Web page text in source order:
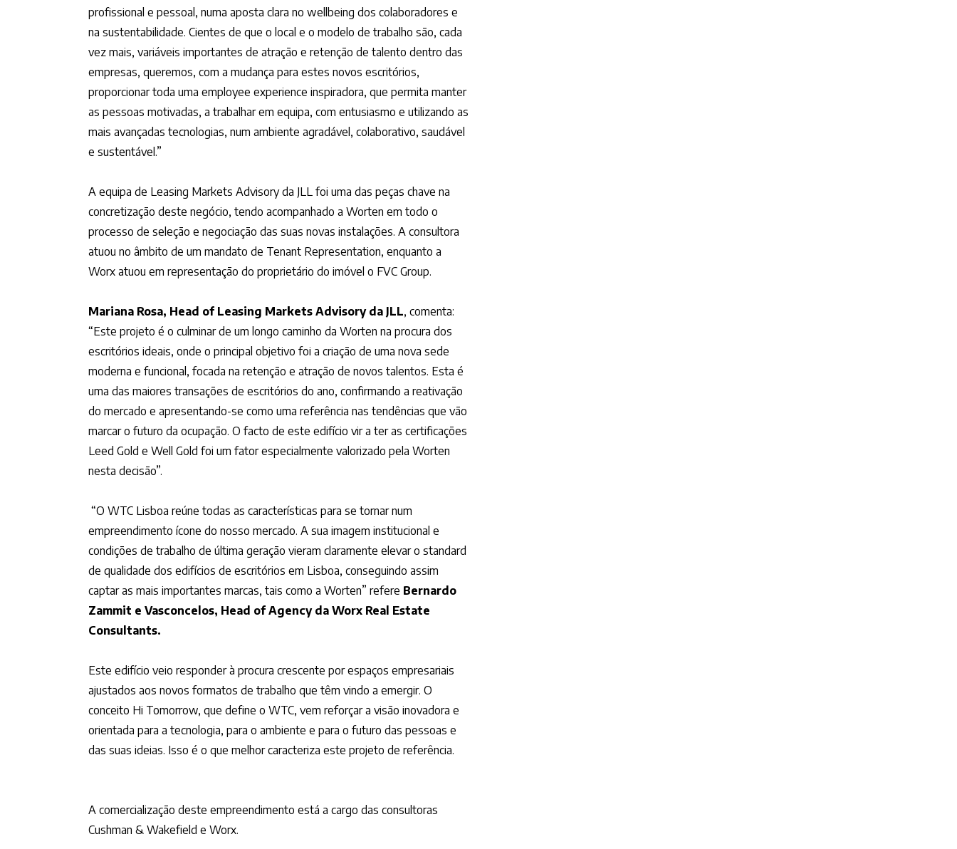
profissional e pessoal, numa aposta clara no wellbeing dos colaboradores e
na sustentabilidade. Cientes de que o local e o modelo de trabalho são, cada
vez mais, variáveis importantes de atração e retenção de talento dentro das
empresas, queremos, com a mudança para estes novos escritórios,
proporcionar toda uma employee experience inspiradora, que permita manter
as pessoas motivadas, a trabalhar em equipa, com entusiasmo e utilizando as
mais avançadas tecnologias, num ambiente agradável, colaborativo, saudável
e sustentável.”
A equipa de Leasing Markets Advisory da JLL foi uma das peças chave na
concretização deste negócio, tendo acompanhado a Worten em todo o
processo de seleção e negociação das suas novas instalações. A consultora
atuou no âmbito de um mandato de Tenant Representation, enquanto a
Worx atuou em representação do proprietário do imóvel o FVC Group.
Mariana Rosa, Head of Leasing Markets Advisory da JLL, comenta:
“Este projeto é o culminar de um longo caminho da Worten na procura dos
escritórios ideais, onde o principal objetivo foi a criação de uma nova sede
moderna e funcional, focada na retenção e atração de novos talentos. Esta é
uma das maiores transações de escritórios do ano, confirmando a reativação
do mercado e apresentando-se como uma referência nas tendências que vão
marcar o futuro da ocupação. O facto de este edifício vir a ter as certificações
Leed Gold e Well Gold foi um fator especialmente valorizado pela Worten
nesta decisão”.
“O WTC Lisboa reúne todas as características para se tornar num
empreendimento ícone do nosso mercado. A sua imagem institucional e
condições de trabalho de última geração vieram claramente elevar o standard
de qualidade dos edifícios de escritórios em Lisboa, conseguindo assim
captar as mais importantes marcas, tais como a Worten” refere Bernardo
Zammit e Vasconcelos, Head of Agency da Worx Real Estate
Consultants.
Este edifício veio responder à procura crescente por espaços empresariais
ajustados aos novos formatos de trabalho que têm vindo a emergir. O
conceito Hi Tomorrow, que define o WTC, vem reforçar a visão inovadora e
orientada para a tecnologia, para o ambiente e para o futuro das pessoas e
das suas ideias. Isso é o que melhor caracteriza este projeto de referência.
A comercialização deste empreendimento está a cargo das consultoras
Cushman & Wakefield e Worx.